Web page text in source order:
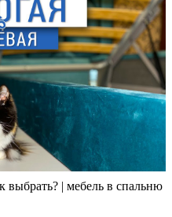
выбрать? | мебель в спальню